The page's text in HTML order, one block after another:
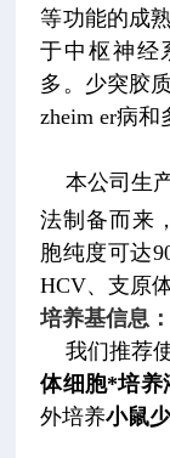
等功能的成
于中枢神经
多。少突胶
zheim er病和
本公司生
法制备而来
胞纯度可达
HCV、支原
培养基信息：
我们推荐
体细胞*培养
外培养小鼠